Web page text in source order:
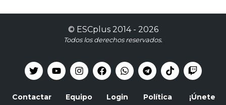
© ESCplus2014 - 2026
Todos los derechos reservados.
Contactar Equipo Login Política ¡Únete